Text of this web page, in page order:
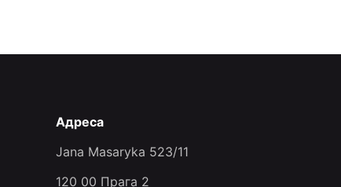
Адреса
Jana Masaryka 523/11
120 00 Прага 2